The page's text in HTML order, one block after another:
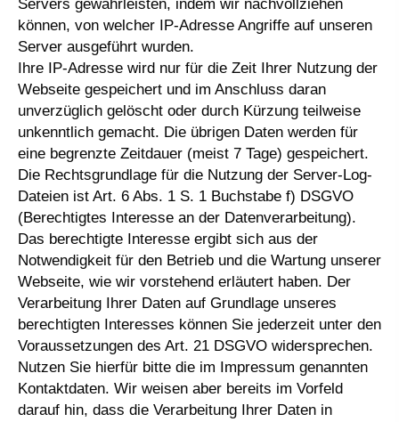
Servers gewährleisten, indem wir nachvollziehen
können, von welcher IP-Adresse Angriffe auf unseren
Server ausgeführt wurden.
Ihre IP-Adresse wird nur für die Zeit Ihrer Nutzung der
Webseite gespeichert und im Anschluss daran
unverzüglich gelöscht oder durch Kürzung teilweise
unkenntlich gemacht. Die übrigen Daten werden für
eine begrenzte Zeitdauer (meist 7 Tage) gespeichert.
Die Rechtsgrundlage für die Nutzung der Server-Log-
Dateien ist Art. 6 Abs. 1 S. 1 Buchstabe f) DSGVO
(Berechtigtes Interesse an der Datenverarbeitung).
Das berechtigte Interesse ergibt sich aus der
Notwendigkeit für den Betrieb und die Wartung unserer
Webseite, wie wir vorstehend erläutert haben. Der
Verarbeitung Ihrer Daten auf Grundlage unseres
berechtigten Interesses können Sie jederzeit unter den
Voraussetzungen des Art. 21 DSGVO widersprechen.
Nutzen Sie hierfür bitte die im Impressum genannten
Kontaktdaten. Wir weisen aber bereits im Vorfeld
darauf hin, dass die Verarbeitung Ihrer Daten in